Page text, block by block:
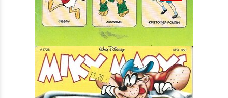
Μίκυ Μάους #1367***
Τιμή: 3,90 €